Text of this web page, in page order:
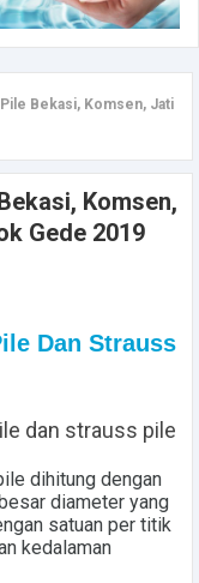
Bekasi, Komsen, Jati
Komsen,
Gede 2019
Dan Strauss
dan strauss pile
dihitung dengan
diameter yang
satuan per titik
kedalaman